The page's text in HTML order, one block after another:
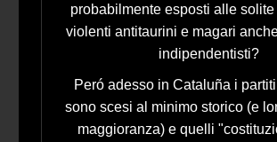
probabilmente esposti alle
violenti antitaurini e magari
indipendentisti?
Peró adesso in Cataluña i
sono scesi al minimo storico (e
maggioranza) e quelli